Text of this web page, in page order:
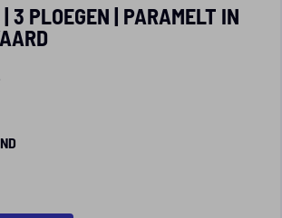
3 PLOEGEN | PARAMELT IN